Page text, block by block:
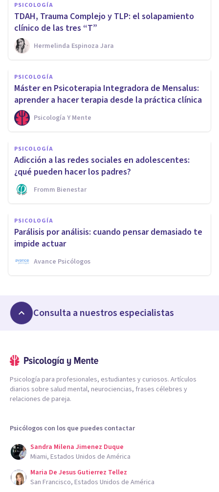
PSICOLOGÍA
TDAH, Trauma Complejo y TLP: el solapamiento
clínico de las tres “T”
Hermelinda Espinoza Jara
PSICOLOGÍA
Máster en Psicoterapia Integradora de Mensalus:
aprender a hacer terapia desde la práctica clínica
Psicología Y Mente
PSICOLOGÍA
Adicción a las redes sociales en adolescentes:
¿qué pueden hacer los padres?
Fromm Bienestar
PSICOLOGÍA
Parálisis por análisis: cuando pensar demasiado te
impide actuar
Avance Psicólogos
Consulta a nuestros especialistas
Psicología para profesionales, estudiantes y curiosos. Artículos
diarios sobre salud mental, neurociencias, frases célebres y
relaciones de pareja.
Psicólogos con los que puedes contactar
Sandra Milena Jimenez Duque
Miami, Estados Unidos de América
Maria De Jesus Gutierrez Tellez
San Francisco, Estados Unidos de América